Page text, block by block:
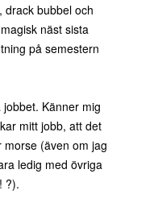
drack bubbel och
näst sista
på semestern
Känner mig
mitt jobb, att det
(även om jag
ledig med övriga
?).